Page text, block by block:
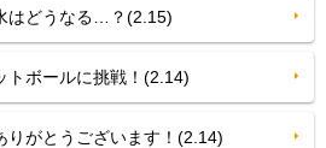
どうなる…？(2.15)
ボールに挑戦！(2.14)
りがとうございます！(2.14)